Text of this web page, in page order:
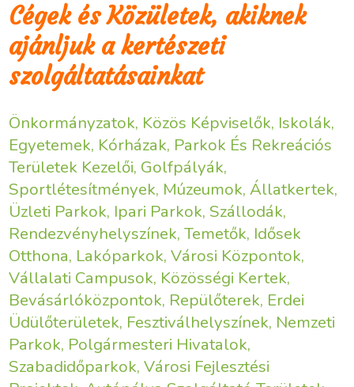
Cégek és Közületek, akiknek
ajánljuk a kertészeti
szolgáltatásainkat
Önkormányzatok, Közös Képviselők, Iskolák,
Egyetemek, Kórházak, Parkok És Rekreációs
Területek Kezelői, Golfpályák,
Sportlétesítmények, Múzeumok, Állatkertek,
Üzleti Parkok, Ipari Parkok, Szállodák,
Rendezvényhelyszínek, Temetők, Idősek
Otthona, Lakóparkok, Városi Központok,
Vállalati Campusok, Közösségi Kertek,
Bevásárlóközpontok, Repülőterek, Erdei
Üdülőterületek, Fesztiválhelyszínek, Nemzeti
Parkok, Polgármesteri Hivatalok,
Szabadidőparkok, Városi Fejlesztési